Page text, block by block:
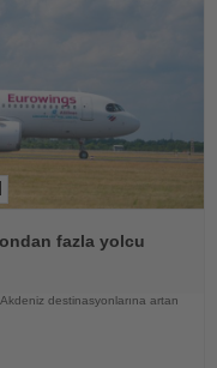
fazla yolcu
destinasyonlarına artan